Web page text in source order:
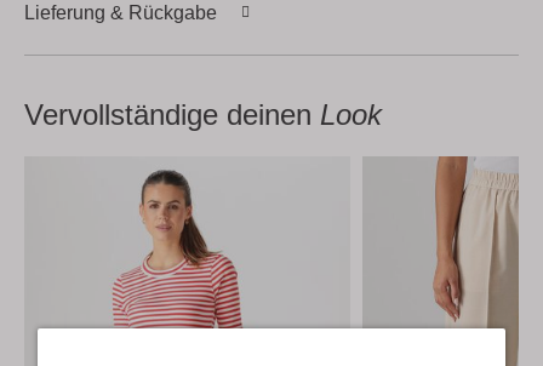
Lieferung & Rückgabe
Vervollständige deinen Look